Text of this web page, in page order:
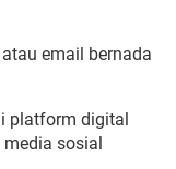
email bernada
platform digital
media sosial